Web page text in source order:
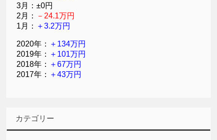
3月：±0円
2月：
－24.1万円
1月： ＋3.2万円
2020年： ＋134万円
2019年： ＋101万円
2018年： ＋67万円
2017年： ＋43万円
カテゴリー